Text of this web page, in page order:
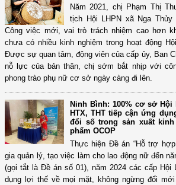
Năm 2021, chị Phạm Thị
tịch Hội LHPN xã Nga Thủy
Công việc mới, vai trò trách nhiệm cao hơn
chưa có nhiều kinh nghiệm trong hoạt động
Được sự quan tâm, động viên của cấp ủy, Ban
nỗ lực của bản thân, chị sớm bắt nhịp với
phong trào phụ nữ cơ sở ngày càng đi lên.
Ninh Bình: 100% cơ sở
HTX, THT tiếp cận ứng
đổi số trong sản xuất
phẩm OCOP
Thực hiện Đề án “Hỗ trợ
gia quản lý, tạo việc làm cho lao động nữ đến
(gọi tắt là Đề án số 01), năm 2024 các cấp Hội
dụng lợi thế về mọi mặt, không ngừng đổi